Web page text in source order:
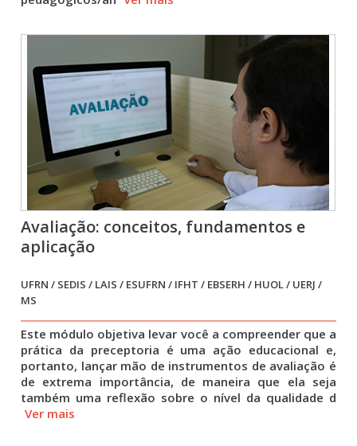
Avaliação: conceitos, fundamentos e
aplicação
UFRN / SEDIS / LAIS / ESUFRN / IFHT / EBSERH / HUOL / UERJ /
MS
Este módulo objetiva levar você a compreender que a
prática da preceptoria é uma ação educacional e,
portanto, lançar mão de instrumentos de avaliação é
de extrema importância, de maneira que ela seja
também uma reflexão sobre o nível da qualidade d
Ver mais